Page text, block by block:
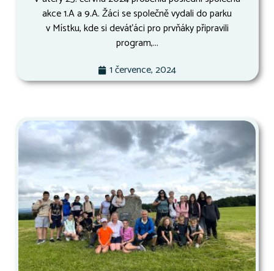
akce 1.A a 9.A. Žáci se společně vydali do parku
v Místku, kde si deváťáci pro prvňáky připravili
program,...
1 července, 2024